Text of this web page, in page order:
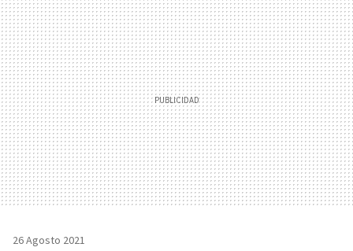
MAIL
26 Agosto 2021